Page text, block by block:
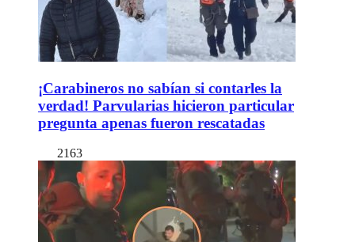
¡Carabineros no sabían si contarles la
verdad! Parvularias hicieron particular
pregunta apenas fueron rescatadas
2163